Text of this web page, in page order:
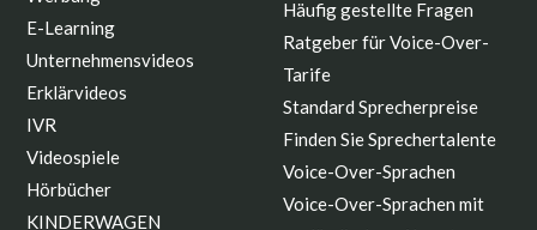
E-Learning
Unternehmensvideos
Erklärvideos
IVR
Videospiele
Hörbücher
KINDERWAGEN
Häufig gestellte Fragen
Ratgeber für Voice-Over-
Tarife
Standard Sprecherpreise
Finden Sie Sprechertalente
Voice-Over-Sprachen
Voice-Over-Sprachen mit